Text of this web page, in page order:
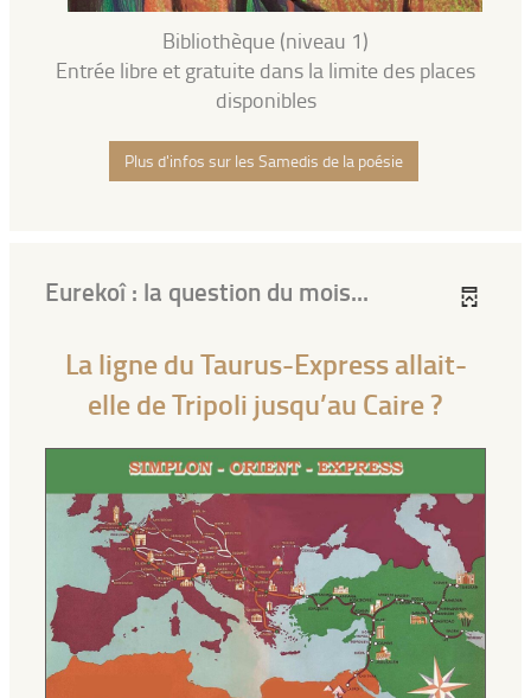
Bibliothèque (niveau 1)
Entrée libre et gratuite dans la limite des places
disponibles
Plus d'infos sur les Samedis de la poésie
Eurekoî : la question du mois...
La ligne du Taurus-Express allait-
elle de Tripoli jusqu’au Caire ?